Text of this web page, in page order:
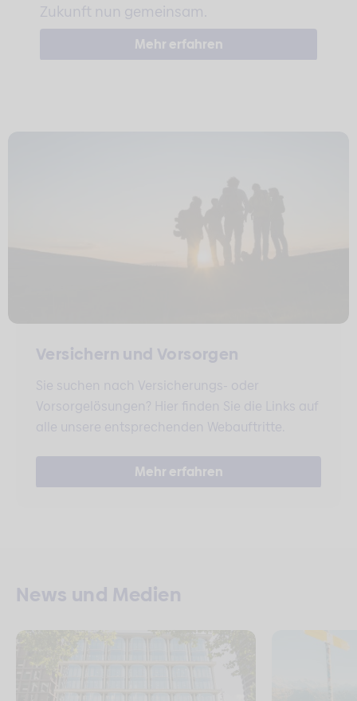
Zukunft nun gemeinsam.
Mehr erfahren
Versichern und Vorsorgen
Sie suchen nach Versicherungs- oder
Vorsorgelösungen? Hier finden Sie die Links auf
alle unsere entsprechenden Webauftritte.
Mehr erfahren
News und Medien